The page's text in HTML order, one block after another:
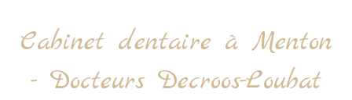
Cabinet dentaire à Menton
- Docteurs Decroos-Loubat